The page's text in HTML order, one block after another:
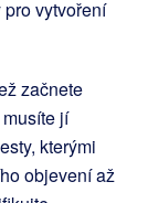
vytvoření
začnete
jí
kterými
objevení až